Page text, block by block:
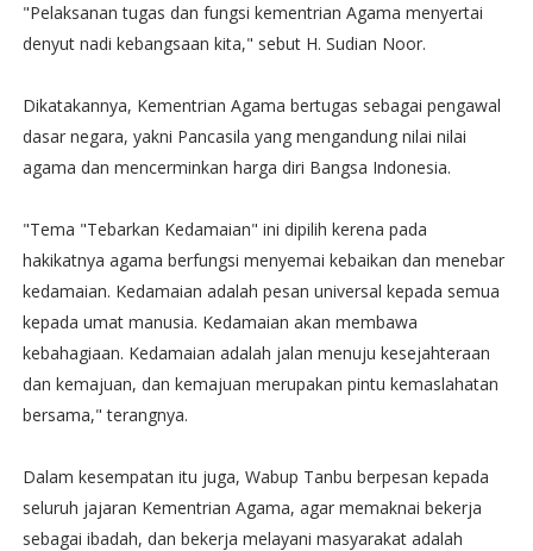
"Pelaksanan tugas dan fungsi kementrian Agama menyertai
denyut nadi kebangsaan kita," sebut H. Sudian Noor.
Dikatakannya, Kementrian Agama bertugas sebagai pengawal
dasar negara, yakni Pancasila yang mengandung nilai nilai
agama dan mencerminkan harga diri Bangsa Indonesia.
"Tema "Tebarkan Kedamaian" ini dipilih kerena pada
hakikatnya agama berfungsi menyemai kebaikan dan menebar
kedamaian. Kedamaian adalah pesan universal kepada semua
kepada umat manusia. Kedamaian akan membawa
kebahagiaan. Kedamaian adalah jalan menuju kesejahteraan
dan kemajuan, dan kemajuan merupakan pintu kemaslahatan
bersama," terangnya.
Dalam kesempatan itu juga, Wabup Tanbu berpesan kepada
seluruh jajaran Kementrian Agama, agar memaknai bekerja
sebagai ibadah, dan bekerja melayani masyarakat adalah